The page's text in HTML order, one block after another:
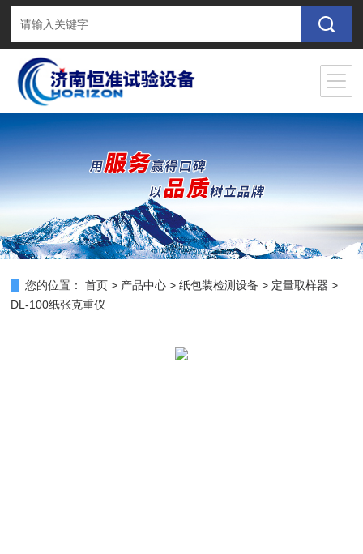
您的位置： 首页 > 产品中心 >纸包装检测设备 > 定量取样器 >
DL-100纸张克重仪